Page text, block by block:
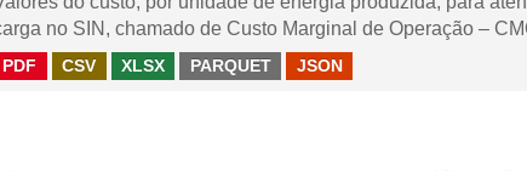
no SIN, chamado de Custo Marginal de Operação –
PDF CSV XLSX PARQUET JSON